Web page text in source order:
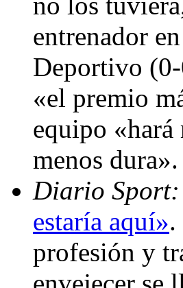
entrenador
Deportivo
«el premio
equipo «hará
menos
Diario Sport:
estaría aquí».
profesión y